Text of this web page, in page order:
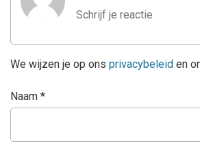
We wijzen je op ons privacybeleid en
Naam *